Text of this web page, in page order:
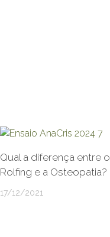
Qual a diferença entre o
Rolfing e a Osteopatia?
17/12/2021